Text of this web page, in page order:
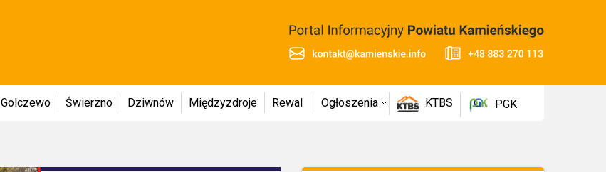
Golczewo Świerzno Dziwnów Międzyzdroje Rewal Ogłoszenia KTBS PGK